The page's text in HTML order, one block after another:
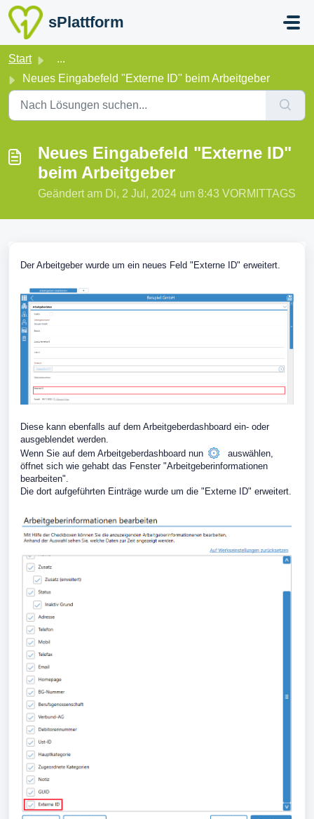
Zum hauptsächlichen Inhalt gehen
sPlattform
Start
...
Neues Eingabefeld "Externe ID" beim Arbeitgeber
Neues Eingabefeld "Externe ID"
beim Arbeitgeber
Geändert am Di, 2 Jul, 2024 um 8:43 VORMITTAGS
Der Arbeitgeber wurde um ein neues Feld "Externe ID" erweitert.
Diese kann ebenfalls auf dem Arbeitgeberdashboard ein- oder
ausgeblendet werden.
Wenn Sie auf dem Arbeitgeberdashboard nun
auswählen,
öffnet sich wie gehabt das Fenster "Arbeitgeberinformationen
bearbeiten".
Die dort aufgeführten Einträge wurde um die "Externe ID" erweitert.